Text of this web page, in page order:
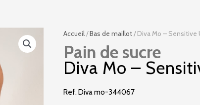
Accueil/Bas de maillot/ Diva Mo – Sensitive
Pain de sucre
Diva Mo –
Ref. Diva mo-344067